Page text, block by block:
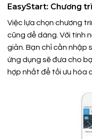
EasyStart: Chương
Việc lựa chọn chương
cũng dễ dàng. Với tính
giản. Bạn chỉ cần nhập
ứng dụng sẽ đưa cho
hợp nhất để tối ưu hóa